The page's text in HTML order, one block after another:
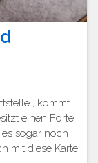
, kommt
einen Forte
sogar noch
mit diese Karte